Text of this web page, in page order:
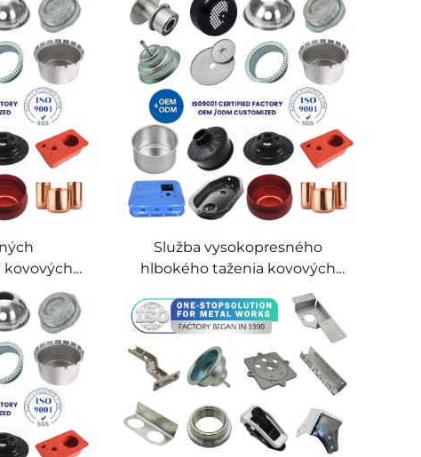
ocele
plechových dielov, bezševné
kovové súčiastky
výroba
Služba vysokopresného
hlbokého taženia kovových
polotovarov – profesionálna
spoločnosť pre spracovanie
plechov a výrobu na mieru